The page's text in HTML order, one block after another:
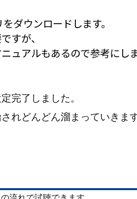
ダウンロードします。
すが、
ュアルもあるので参考にしま
完了しました。
れどんどん溜まっていきま